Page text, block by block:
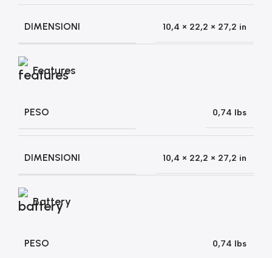
DIMENSIONI 10,4 × 22,2 × 27,2 in
Features
PESO 0,74 lbs
DIMENSIONI 10,4 × 22,2 × 27,2 in
Battery
PESO 0,74 lbs